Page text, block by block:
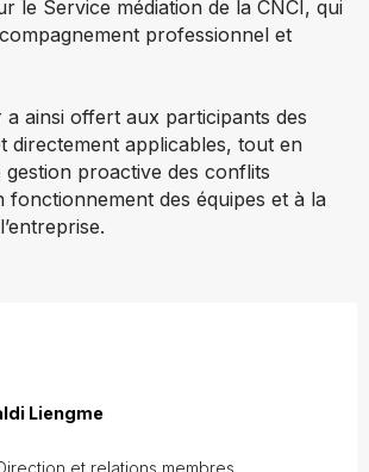
le Service médiation de la CNCI, qui
professionnel et
a ainsi offert aux participants des
directement applicables, tout en
gestion proactive des conflits
des équipes et à la
Liengme